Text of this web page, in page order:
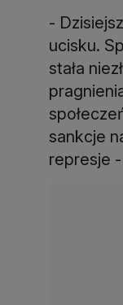
-
ucisku.
stała
sankcje
represje